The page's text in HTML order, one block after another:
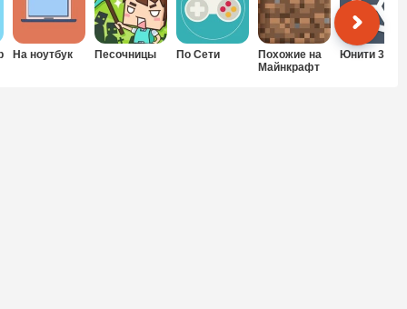
На ноутбук Песочницы По Сети
Похожие на
Майнкрафт
Юнити 3Д